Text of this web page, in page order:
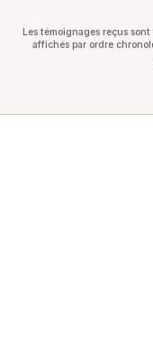
Les témoignages reçus
affichés par ordre